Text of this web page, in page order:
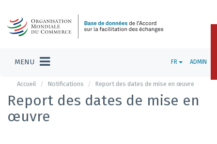
MENU FR ADMIN
Accueil Notifications Report des dates de mise en œuvre
Report des dates de mise en
œuvre